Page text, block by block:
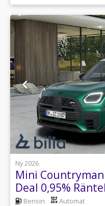
Ny 2026
Mini
Deal 0,95%
Bensin Automat